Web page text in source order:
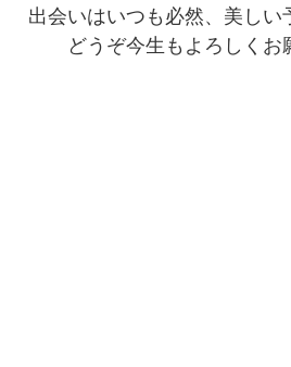
出会いはいつも必然、美しい
どうぞ今生もよろしくお